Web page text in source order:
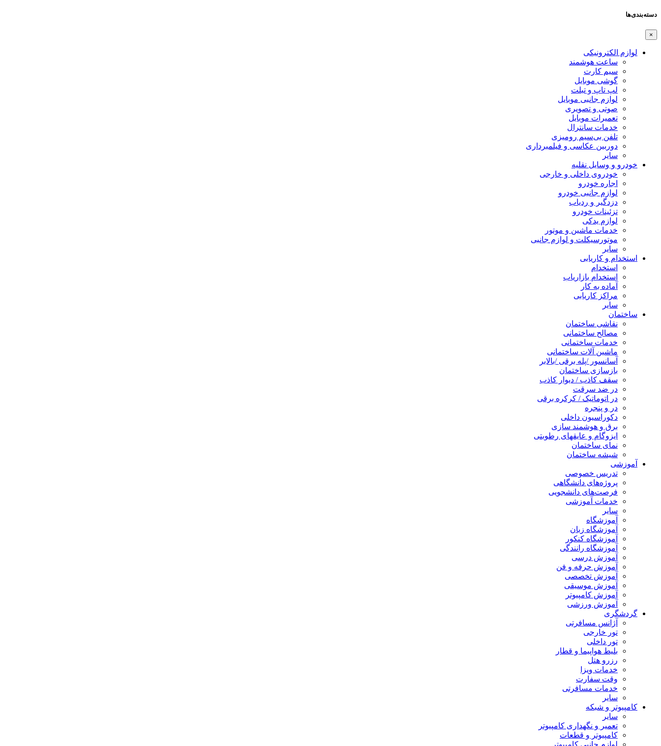
دسته‌بندی‌ها
×
لوازم الکترونیکی
ساعت هوشمند
سیم کارت
گوشی موبایل
لپ تاپ و تبلت
لوازم جانبی موبایل
صوتی و تصویری
تعمیرات موبایل
خدمات سانترال
تلفن بی‌سیم رومیزی
دوربین عکاسی و فیلمبرداری
سایر
خودرو و وسایل نقلیه
خودروی داخلی و خارجی
اجاره خودرو
لوازم جانبی خودرو
دزدگیر و ردیاب
تزئینات خودرو
لوازم یدکی
خدمات ماشین و موتور
موتورسیکلت و لوازم جانبی
سایر
استخدام و کاریابی
استخدام
استخدام بازاریاب
آماده به کار
مراکز کاریابی
سایر
ساختمان
نقاشی ساختمان
مصالح ساختمانی
خدمات ساختمانی
ماشین آلات ساختمانی
آسانسور /پله برقی /بالابر
بازسازی ساختمان
سقف کاذب / دیوار کاذب
در ضد سرقت
در اتوماتیک / کرکره برقی
در و پنجره
دکوراسیون داخلی
برق و هوشمند سازی
ایزوگام و عایقهای رطوبتی
نمای ساختمان
شیشه ساختمان
آموزشی
تدریس خصوصی
پروژه‌های دانشگاهی
فرصت‌های دانشجویی
خدمات آموزشی
سایر
آموزشگاه
آموزشگاه زبان
آموزشگاه کنکور
آموزشگاه رانندگی
آموزش درسی
آموزش حرفه و فن
آموزش تخصصی
آموزش موسیقی
آموزش کامپیوتر
آموزش ورزشی
گردشگری
آژانس مسافرتی
تور خارجی
تور داخلی
بلیط هواپیما و قطار
رزرو هتل
خدمات ویزا
وقت سفارت
خدمات مسافرتی
سایر
کامپیوتر و شبکه
سایر
تعمیر و نگهداری کامپیوتر
کامپیوتر و قطعات